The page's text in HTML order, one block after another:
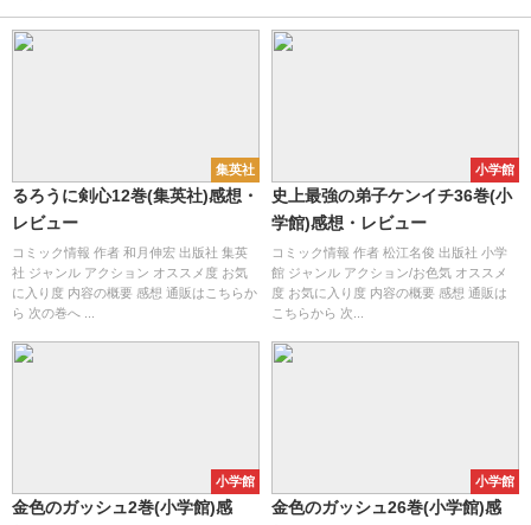
集英社
るろうに剣心12巻(集英社)感想・
レビュー
コミック情報 作者 和月伸宏 出版社 集英
社 ジャンル アクション オススメ度 お気
に入り度 内容の概要 感想 通販はこちらか
ら 次の巻へ ...
小学館
史上最強の弟子ケンイチ36巻(小
学館)感想・レビュー
コミック情報 作者 松江名俊 出版社 小学
館 ジャンル アクション/お色気 オススメ
度 お気に入り度 内容の概要 感想 通販は
こちらから 次...
小学館
金色のガッシュ2巻(小学館)感
小学館
金色のガッシュ26巻(小学館)感